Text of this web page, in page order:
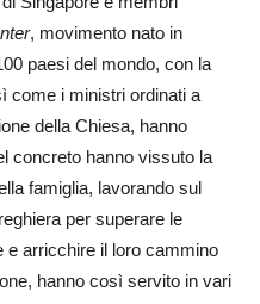
, movimento nato in
paesi del mondo, con la
come i ministri ordinati a
della Chiesa, hanno
concreto hanno vissuto la
famiglia, lavorando sul
per superare le
e arricchire il loro cammino
hanno così servito in vari